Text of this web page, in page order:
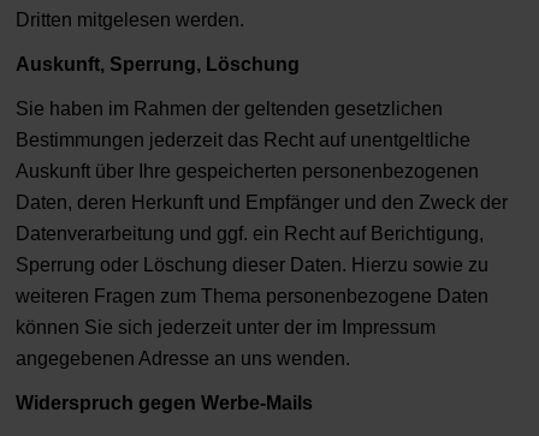
Dritten mitgelesen werden.
Auskunft, Sperrung, Löschung
Sie haben im Rahmen der geltenden gesetzlichen
Bestimmungen jederzeit das Recht auf unentgeltliche
Auskunft über Ihre gespeicherten personenbezogenen
Daten, deren Herkunft und Empfänger und den Zweck der
Datenverarbeitung und ggf. ein Recht auf Berichtigung,
Sperrung oder Löschung dieser Daten. Hierzu sowie zu
weiteren Fragen zum Thema personenbezogene Daten
können Sie sich jederzeit unter der im Impressum
angegebenen Adresse an uns wenden.
Widerspruch gegen Werbe-Mails